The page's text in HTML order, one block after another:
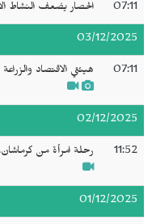
07:11 الحصار يضعف النشاط
03/12/2025
07:11 هيئتي الاقتصاد
02/12/2025
11:52 رحلة امرأة من
01/12/2025